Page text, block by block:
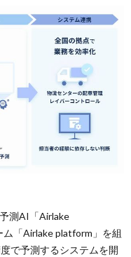
測AI「Airlake
「Airlake platform」を組
で予測するシステムを開